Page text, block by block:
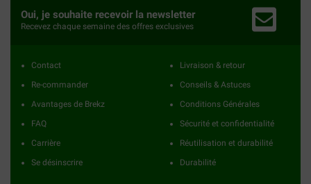
Oui, je souhaite recevoir la newsletter
Recevez chaque semaine des offres exclusives
Contact
Re-commander
Avantages de Brekz
FAQ
Carrière
Se désinscrire
Livraison & retour
Conseils & Astuces
Conditions Générales
Sécurité et confidentialité
Réutilisation et durabilité
Durabilité